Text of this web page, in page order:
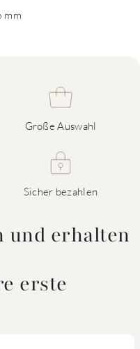
mm
Große Auswahl
Sicher bezahlen
und erhalten
erste